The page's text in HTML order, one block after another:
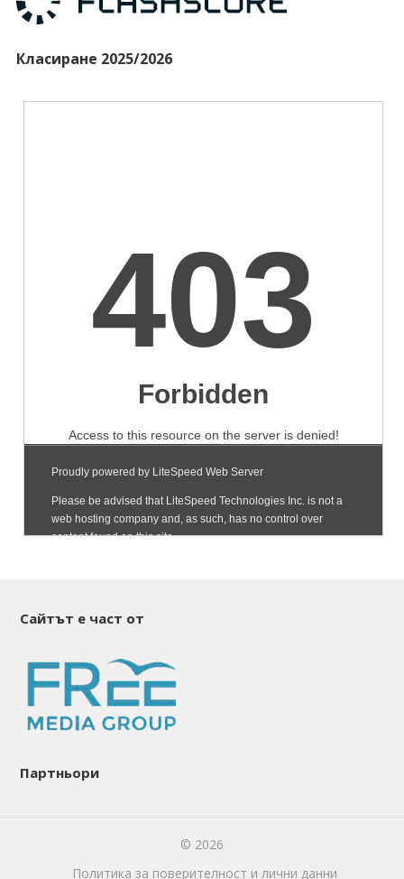
Класиране 2025/2026
Сайтът е част от
Партньори
© 2026
Политика за поверителност и лични данни